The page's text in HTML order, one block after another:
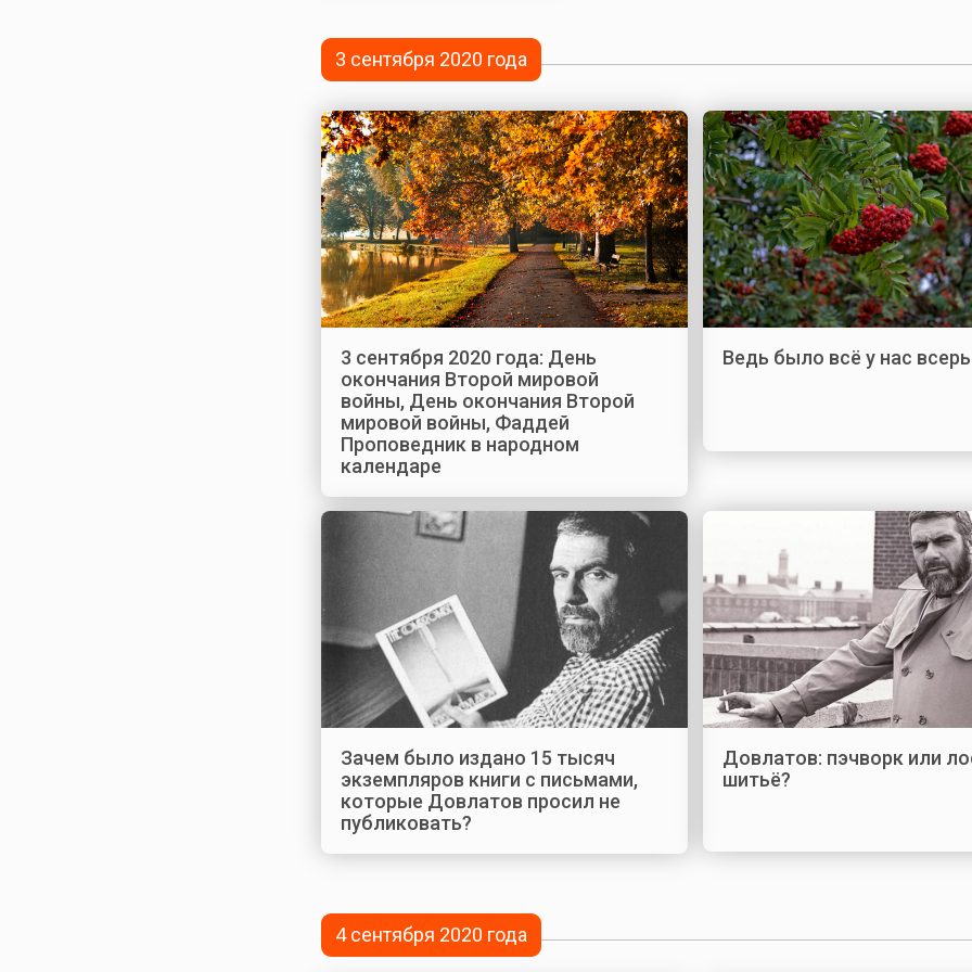
3 сентября 2020 года
3 сентября 2020 года: День
окончания Второй мировой
войны, День окончания Второй
мировой войны, Фаддей
Проповедник в народном
календаре
Ведь было всё у нас
Зачем было издано 15 тысяч
экземпляров книги с письмами,
которые Довлатов просил не
публиковать?
Довлатов: пэчворк или
шитьё?
4 сентября 2020 года